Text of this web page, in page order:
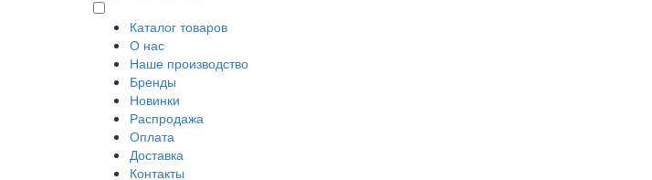
Каталог товаров
О нас
Наше производство
Бренды
Новинки
Распродажа
Оплата
Доставка
Контакты